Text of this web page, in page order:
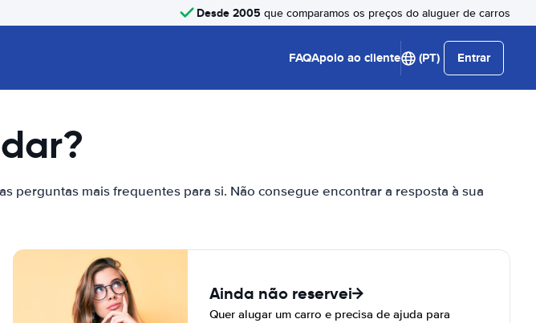
Desde 2005 que comparamos os preços do aluguer de carros
FAQApoio ao cliente (PT) Entrar
perguntas mais frequentes para si. Não consegue encontrar a resposta à sua
Ainda não reservei
Quer alugar um carro e precisa de ajuda para